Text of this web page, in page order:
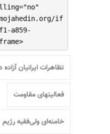
if
a859-
تظاهرات ایرانیان
فعالیتهای مقاومت
خامنه‌ای ولی‌فقیه رژیم